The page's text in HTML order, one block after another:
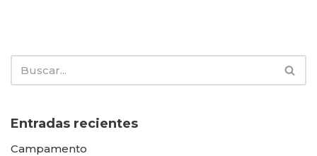
Entradas recientes
Campamento